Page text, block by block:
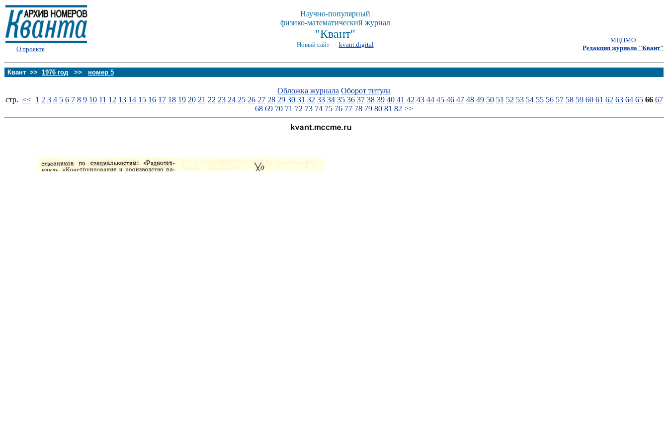
О проекте
Научно-популярный
физико-математический журнал
"Квант"
Новый сайт — kvant.digital
МЦНМО
Редакция журнала "Квант"
Квант >> 1976 год >> номер 5
Обложка журнала Оборот титула
стp. << 1 2 3 4 5 6 7 8 9 10 11 12 13 14 15 16 17 18 19 20 21 22 23 24 25 26 27 28 29 30 31 32 33 34 35 36 37 38 39 40 41 42 43 44 45 46 47 48 49 50 51 52 53 54 55 56 57 58 59 60 61 62 63 64 65 66 67
68 69 70 71 72 73 74 75 76 77 78 79 80 81 82 >>